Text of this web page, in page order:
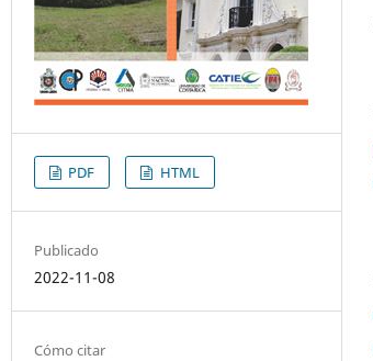
PDF HTML
Publicado
2022-11-08
Cómo citar